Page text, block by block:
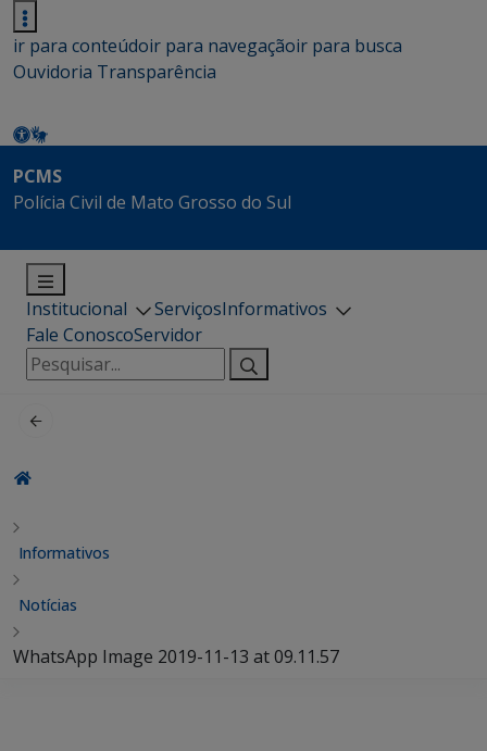
ir para conteúdoir para navegaçãoir para busca
Ouvidoria Transparência
PCMS
Polícia Civil de Mato Grosso do Sul
Institucional ServiçosInformativos
Fale ConoscoServidor
Pesquisar
por:
Informativos
Notícias
WhatsApp Image 2019-11-13 at 09.11.57